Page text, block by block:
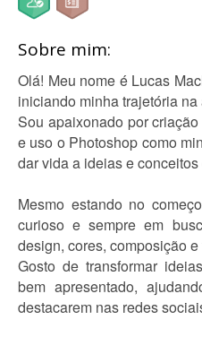
Sobre mim:
Olá! Meu nome é Lucas
iniciando minha trajetória
Sou apaixonado por
e uso o Photoshop como
dar vida a ideias e
Mesmo estando no
curioso e sempre em
design, cores, composição
Gosto de transformar
bem apresentado,
destacarem nas redes